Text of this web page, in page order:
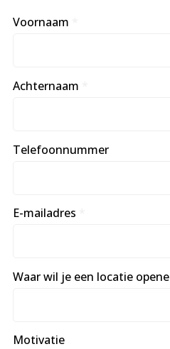
Voornaam
Achternaam
Telefoonnummer
E-mailadres
Waar wil je een locatie
Motivatie